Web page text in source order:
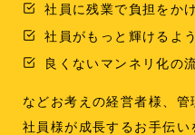
社員に残業で負担をか
社員がもっと輝けるよ
良くないマンネリ化の
などお考えの経営者様、
社員様が成長するお手伝い